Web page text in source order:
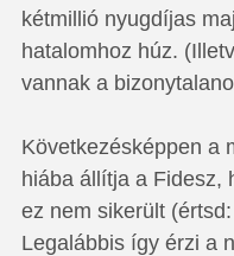
kétmillió nyugdíjas
hatalomhoz húz.
vannak a
Következésképpen a
hiába állítja a Fidesz,
ez nem sikerült
Legalábbis így érzi a